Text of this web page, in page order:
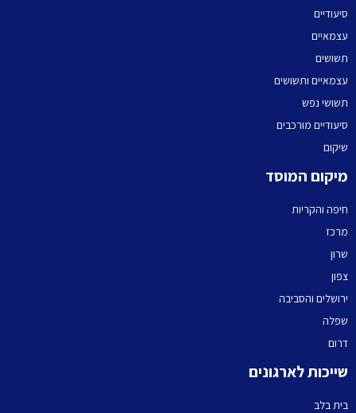
סיעודיים
עצמאיים
תשושים
עצמאיים ותשושים
תשושי נפש
סיעודיים מורכבים
שיקום
מיקום המוסד
חיפה והקריות
מרכז
שרון
צפון
ירושלים והסביבה
שפלה
דרום
שייכות לארגונים
בית בלב